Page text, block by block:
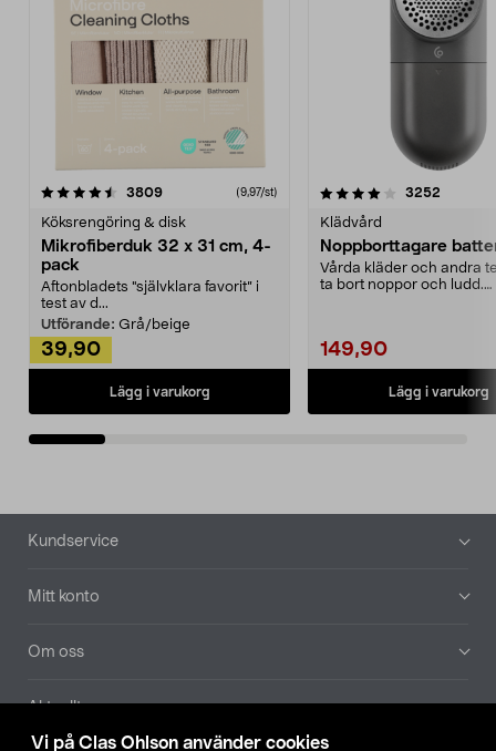
Vi på Clas Ohlson använder cookies
3809recensioner (9,97/st)
Köksrengöring & disk
Mikrofiberduk 32 x 31 cm, 4-
pack
Aftonbladets "självklara favorit” i
test av d...
Utförande: Grå/beige
39,90
Lägg i varukorg
4.0av 5 stjärnor 3252
Klädvård
Noppborttagare
Vårda kläder och andra
ta bort noppor och ludd.
149,90
Lägg i varukorg
4.5av 5 stjärnor
Sidfot
Kundservice
Mitt konto
Om oss
Aktuellt